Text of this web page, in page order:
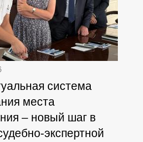
система
места
– новый шаг в
экспертной